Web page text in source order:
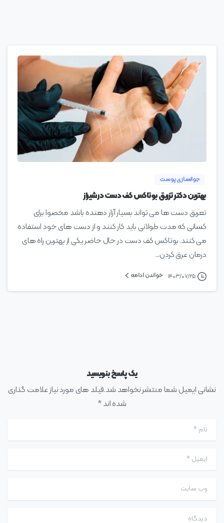
0
جوانسازی پوست
بهترین دکتر تزریق بوتاکس کف دست در شیراز
تعریق دست ها می تواند بسیار آزار دهنده باشد مخصوا برای
کسانی که مدت طولانی باید کار کنند و از دست های خود استفاده
می کنند. بوتاکس کف دست در حال حاضر یکی از بهترین راه های
درمان عرق کردن...
۱۴۰۳/۰۷/۲۵ خواندن ادامه
یک پاسخ بنویسید
نشانی ایمیل شما منتشر نخواهد شد.فیلد های مورد نیاز علامت گذاری
شده اند *
نام*
ایمیل *
وب سایت
دیدگاه